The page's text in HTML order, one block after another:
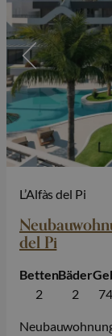
L’Alfàs del Pi
del Pi
2
Betten
2
Bäder